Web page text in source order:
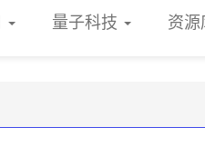
量子科技 资源